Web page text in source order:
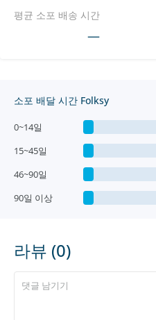
평균 소포 배송 시간
—
소포 배달 시간 Folksy
0~14일
15~45일
46~90일
90일 이상
라뷰 (0)